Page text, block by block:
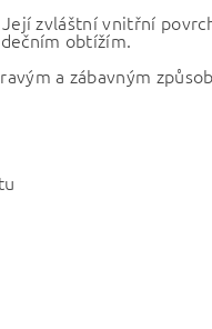
zvláštní vnitřní
obtížím.
a zábavným